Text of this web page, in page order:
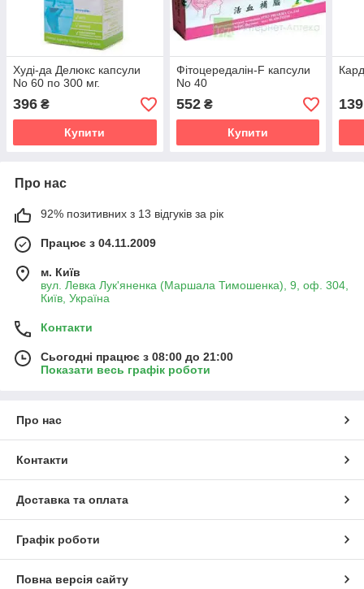
Худі-да Делюкс капсули
No 60 по 300 мг.
396 ₴
Купити
Фітоцередалін-F капсули
No 40
552₴
Купити
139
Про нас
92% позитивних з 13 відгуків за рік
Працює з 04.11.2009
м. Київ
вул. Левка Лук'яненка (Маршала Тимошенка), 9, оф. 304,
Київ, Україна
Контакти
Сьогодні працює з 08:00 до 21:00
Показати весь графік роботи
Про нас
Контакти
Доставка та оплата
Графік роботи
Повна версія сайту